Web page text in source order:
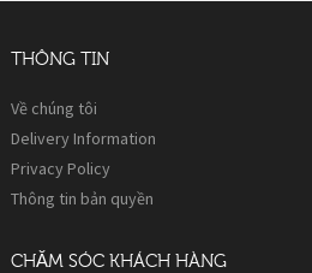
THÔNG TIN
Về chúng tôi
Delivery Information
Privacy Policy
Thông tin bản quyền
CHĂM SÓC KHÁCH HÀNG